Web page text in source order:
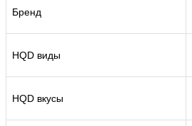
Бренд
HQD виды
HQD вкусы